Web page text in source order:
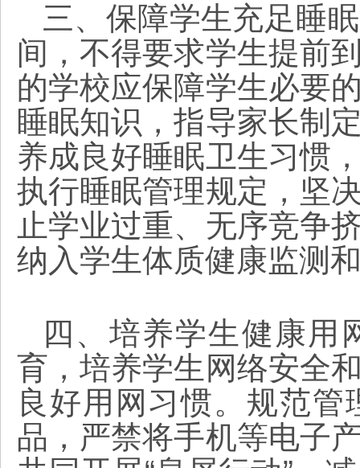
三、保障学生充足睡
间，不得要求学生提前
的学校应保障学生必要
睡眠知识，指导家长制
养成良好睡眠卫生习惯
执行睡眠管理规定，坚
止学业过重、无序竞争
纳入学生体质健康监测
四、培养学生健康用
育，培养学生网络安全
良好用网习惯。规范
品，严禁将手机等电子